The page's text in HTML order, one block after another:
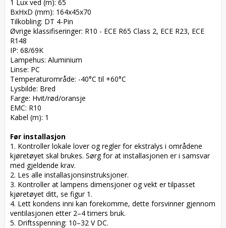
1 Lux ved (m): 65
BxHxD (mm): 164x45x70
Tilkobling: DT 4-Pin
Øvrige klassifiseringer: R10 - ECE R65 Class 2, ECE R23, ECE
R148
IP: 68/69K
Lampehus: Aluminium
Linse: PC
Temperaturområde: -40°C til +60°C
Lysbilde: Bred
Farge: Hvit/rød/oransje
EMC: R10
Kabel (m): 1
Før installasjon
1. Kontroller lokale lover og regler for ekstralys i områdene
kjøretøyet skal brukes. Sørg for at installasjonen er i samsvar
med gjeldende krav.
2. Les alle installasjonsinstruksjoner.
3. Kontroller at lampens dimensjoner og vekt er tilpasset
kjøretøyet ditt, se figur 1.
4. Lett kondens inni kan forekomme, dette forsvinner gjennom
ventilasjonen etter 2–4 timers bruk.
5. Driftsspenning: 10–32 V DC.